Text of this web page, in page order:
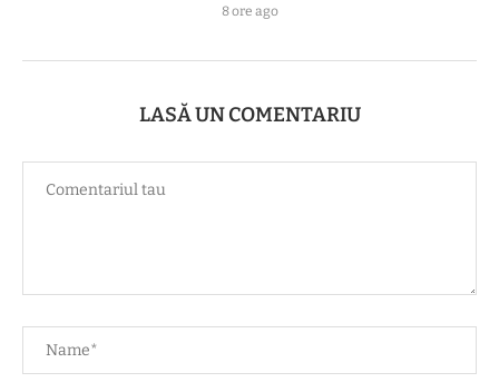
8 ore ago
LASĂ UN COMENTARIU